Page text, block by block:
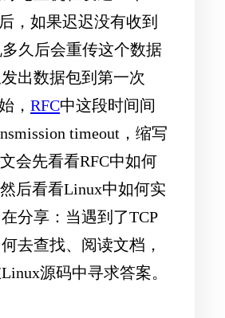
，如果迟迟没有收到
久后会重传这个数据
出数据包到第一次
， RFC中这段时间间
timeout，缩写
会先看看RFC中如何
后看看Linux中如何实
分享 ：当遇到了TCP
去查找、阅读文档，
源码中寻求答案。